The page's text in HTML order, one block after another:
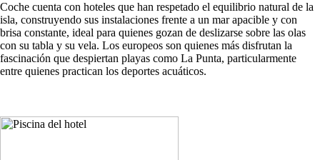
Coche cuenta con hoteles que han respetado el equilibrio natural de la
isla, construyendo sus instalaciones frente a un mar apacible y con
brisa constante, ideal para quienes gozan de deslizarse sobre las olas
con su tabla y su vela. Los europeos son quienes más disfrutan la
fascinación que despiertan playas como La Punta, particularmente
entre quienes practican los deportes acuáticos.